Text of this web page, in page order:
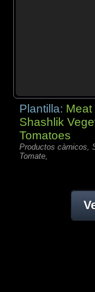
Plantilla: Meat
Shashlik
Tomatoes
Productos càrnicos,
Tomate,